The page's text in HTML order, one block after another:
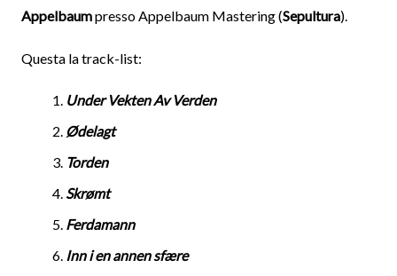
Appelbaumpresso Appelbaum Mastering (Sepultura).
Questa la track-list:
Under Vekten Av Verden
Ødelagt
Torden
Skrømt
Ferdamann
Inn i en annen sfære